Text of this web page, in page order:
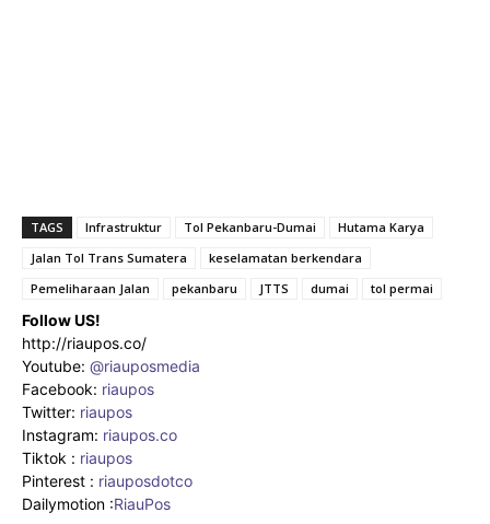
TAGS Infrastruktur Tol Pekanbaru-Dumai
Hutama Karya
Jalan Tol Trans Sumatera
keselamatan berkendara
Pemeliharaan Jalan
pekanbaru JTTS dumai tol permai
Follow US!
http://riaupos.co/
Youtube: @riauposmedia
Facebook: riaupos
Twitter: riaupos
Instagram: riaupos.co
Tiktok : riaupos
Pinterest : riauposdotco
Dailymotion :RiauPos